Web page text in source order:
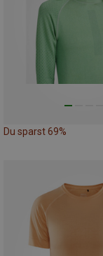
Du sparst 69%